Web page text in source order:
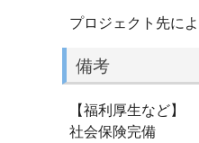
プロジェクト先に
備考
【福利厚生など】
社会保険完備